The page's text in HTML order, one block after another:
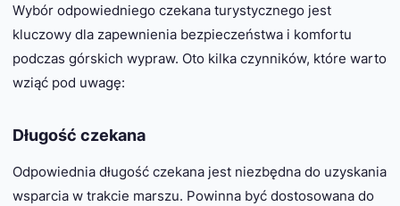
Wybór odpowiedniego czekana turystycznego jest
kluczowy dla zapewnienia bezpieczeństwa i komfortu
podczas górskich wypraw. Oto kilka czynników, które warto
wziąć pod uwagę:
Długość czekana
Odpowiednia długość czekana jest niezbędna do uzyskania
wsparcia w trakcie marszu. Powinna być dostosowana do